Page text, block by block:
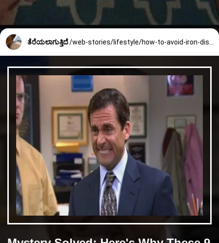
ತೆರೆಯಲಾಗುತ್ತಿದೆ